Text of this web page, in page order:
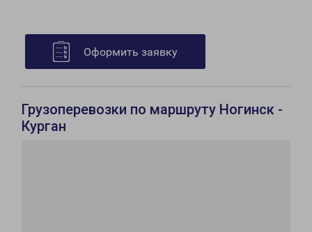
Оформить заявку
Грузоперевозки по маршруту Ногинск -
Курган